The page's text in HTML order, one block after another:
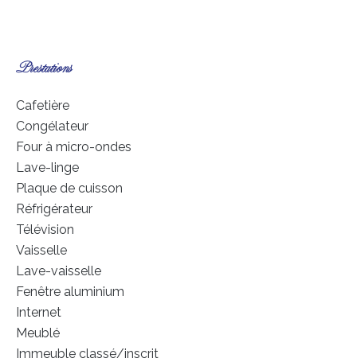
Prestations
Cafetière
Congélateur
Four à micro-ondes
Lave-linge
Plaque de cuisson
Réfrigérateur
Télévision
Vaisselle
Lave-vaisselle
Fenêtre aluminium
Internet
Meublé
Immeuble classé/inscrit